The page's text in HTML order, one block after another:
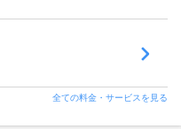
全ての料金・サービスを見る